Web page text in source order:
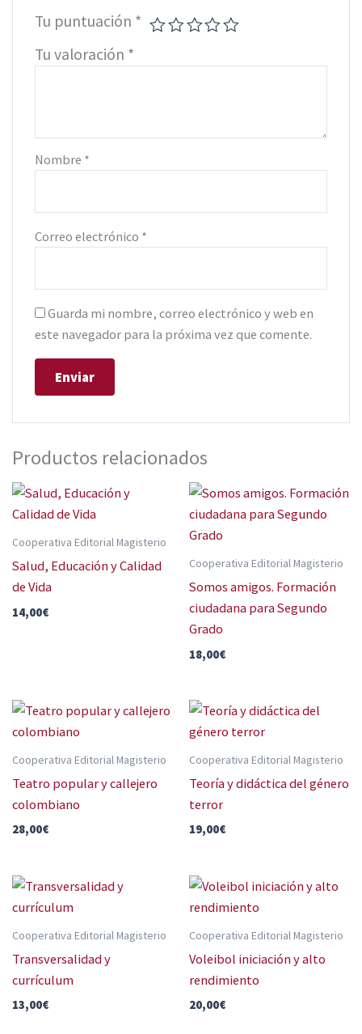
Tu puntuación *
Tu valoración *
Nombre *
Correo electrónico *
Guarda mi nombre, correo electrónico y web en
este navegador para la próxima vez que comente.
Productos relacionados
Cooperativa Editorial Magisterio
Salud, Educación y Calidad
de Vida
14,00€
Cooperativa Editorial Magisterio
Somos amigos. Formación
ciudadana para Segundo
Grado
18,00€
Cooperativa Editorial Magisterio
Teatro popular y callejero
colombiano
28,00€
Cooperativa Editorial Magisterio
Teoría y didáctica del género
terror
19,00€
Cooperativa Editorial Magisterio
Transversalidad y
currículum
13,00€
Cooperativa Editorial Magisterio
Voleibol iniciación y alto
rendimiento
20,00€